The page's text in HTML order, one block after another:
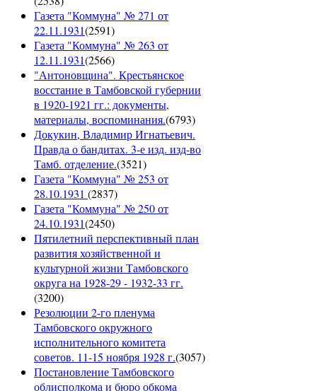
Газета "Коммуна" № 271 от
22.11.1931(2591)
Газета "Коммуна" № 263 от
12.11.1931(2566)
"Антоновщина". Крестьянское
восстание в Тамбовской губернии
в 1920-1921 гг.: документы,
материалы, воспоминания.(6793)
Докукин, Владимир Игнатьевич.
Правда о бандитах. 3-е изд. изд-во
Тамб. отделение.(3521)
Газета "Коммуна" № 253 от
28.10.1931 (2837)
Газета "Коммуна" № 250 от
24.10.1931(2450)
Пятилетний перспективный план
развития хозяйственной и
культурной жизни Тамбовского
округа на 1928-29 - 1932-33 гг.
(3200)
Резолюции 2-го пленума
Тамбовского окружного
исполнительного комитета
советов. 11-15 ноября 1928 г.(3057)
Постановление Тамбовского
облисполкома и бюро обкома